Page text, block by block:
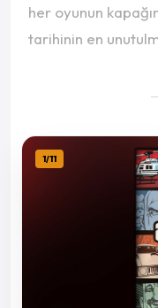
her oyunun
tarihinin en
1/11